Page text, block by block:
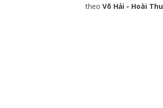
theo Võ Hải - Hoài